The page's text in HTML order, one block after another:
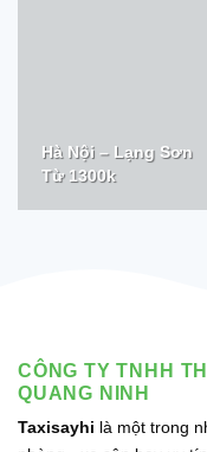
Hà Nội – Lạng Sơn
Từ 1300k
CÔNG TY TNHH
QUANG NINH
Taxisayhi là một trong